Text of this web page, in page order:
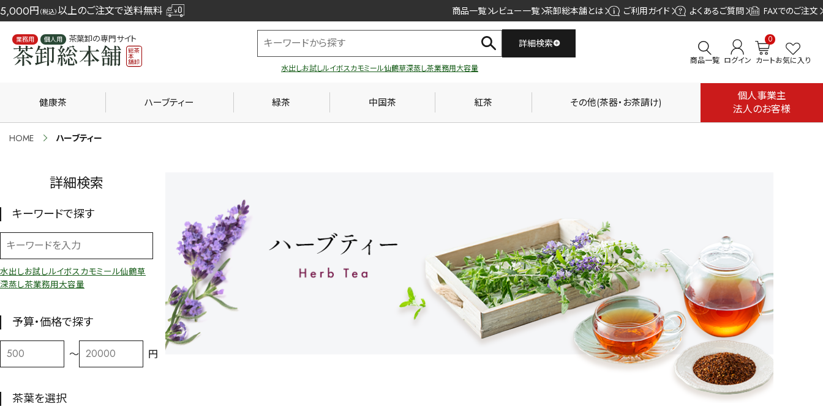
5,000円 （税込） 以上のご注文で送料無料 商品一覧 レビュー一覧 茶卸総本舗とは ご利用ガイド よくあるご質問 FAXでのご注文
業務用 個人用 茶葉卸の専門サイト
水出しお試しルイボスカモミール仙鶴草深蒸し茶業務用大容量
詳細検索
商品一覧 ログイン カート
0
お気に入り
健康茶 ハーブティー 緑茶 中国茶 紅茶 その他(茶器・お茶請け)
個人事業主
法人のお客様
HOME ハーブティー
詳細検索
キーワードで探す
水出しお試しルイボス カモミール仙鶴草
深蒸し茶業務用大容量
予算・価格で探す
〜 円
茶葉を選択